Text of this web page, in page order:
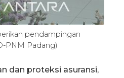
pendampingan
PNM Padang)
dan proteksi asuransi,